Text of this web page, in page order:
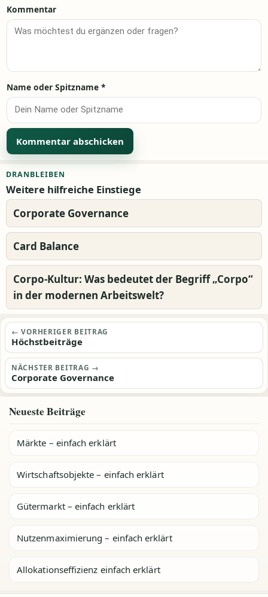
Kommentar
Name oder Spitzname *
DRANBLEIBEN
Weitere hilfreiche Einstiege
Corporate Governance
Card Balance
Corpo-Kultur: Was bedeutet der Begriff „Corpo“
in der modernen Arbeitswelt?
Beitragsnavigation
← VORHERIGER BEITRAG
Höchstbeiträge
NÄCHSTER BEITRAG →
Corporate Governance
Neueste Beiträge
Märkte – einfach erklärt
Wirtschaftsobjekte – einfach erklärt
Gütermarkt – einfach erklärt
Nutzenmaximierung – einfach erklärt
Allokationseffizienz einfach erklärt